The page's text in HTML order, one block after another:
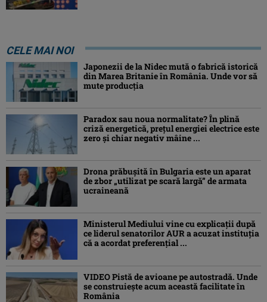
CELE MAI NOI
Japonezii de la Nidec mută o fabrică istorică
din Marea Britanie în România. Unde vor să
mute producția
Paradox sau noua normalitate? În plină
criză energetică, prețul energiei electrice este
zero și chiar negativ mâine ...
Drona prăbuşită în Bulgaria este un aparat
de zbor „utilizat pe scară largă” de armata
ucraineană
Ministerul Mediului vine cu explicații după
ce liderul senatorilor AUR a acuzat instituția
că a acordat preferențial ...
VIDEO Pistă de avioane pe autostradă. Unde
se construiește acum această facilitate în
România